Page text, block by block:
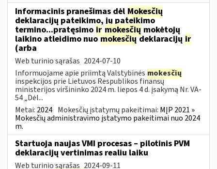
Informacinis pranešimas dėl Mokesčių
deklaracijų pateikimo, jų pateikimo
termino...pratęsimo ir mokesčių mokėtojų
laikino atleidimo nuomokesčiųdeklaracijų ir
(arba
Web turinio sąrašas 2024-07-10
Informuojame apie priimtą Valstybinės mokesčių
inspekcijos prie Lietuvos Respublikos finansų
ministerijos viršininko 2024 m. liepos 4 d. įsakymą Nr. VA-
54 „Dėl...
Metai: 2024 Mokesčių įstatymų pakeitimai: MĮP 2021 »
Mokesčių administravimo įstatymo pakeitimai nuo 2024
m.
Startuoja naujas VMI procesas – pilotinis PVM
deklaracijų vertinimas realiu laiku
Web turinio sąrašas 2024-09-11